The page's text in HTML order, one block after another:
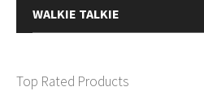
WALKIE TALKIE
Top Rated Products